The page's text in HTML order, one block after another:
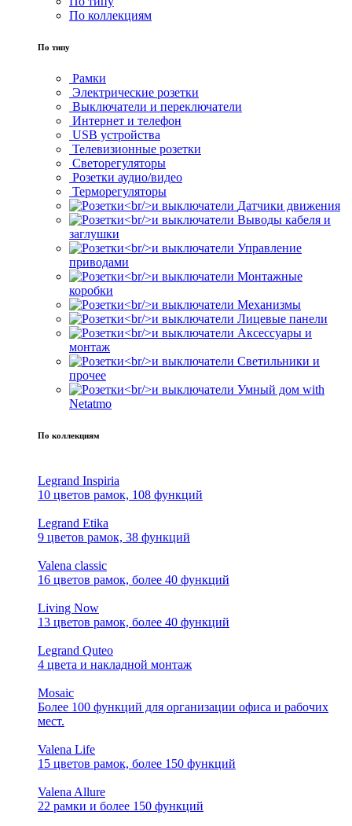
По коллекциям
По типу
Рамки
Электрические розетки
Выключатели и переключатели
Интернет и телефон
USB устройства
Телевизионные розетки
Светорегуляторы
Розетки аудио/видео
Терморегуляторы
Датчики движения
Выводы кабеля и
заглушки
Управление
приводами
Монтажные
коробки
Механизмы
Лицевые панели
Аксессуары и
монтаж
Светильники и
прочее
Умный дом with
Netatmo
По коллекциям
Legrand Inspiria
10 цветов рамок, 108 функций
Legrand Etika
9 цветов рамок, 38 функций
Valena classic
16 цветов рамок, более 40 функций
Living Now
13 цветов рамок, более 40 функций
Legrand Quteo
4 цвета и накладной монтаж
Mosaic
Более 100 функций для организации офиса и рабочих
мест.
Valena Life
15 цветов рамок, более 150 функций
Valena Allure
22 рамки и более 150 функций